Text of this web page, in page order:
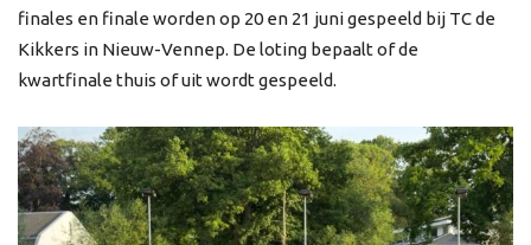
finales en finale worden op 20 en 21 juni gespeeld bij TC de
Kikkers in Nieuw-Vennep. De loting bepaalt of de
kwartfinale thuis of uit wordt gespeeld.